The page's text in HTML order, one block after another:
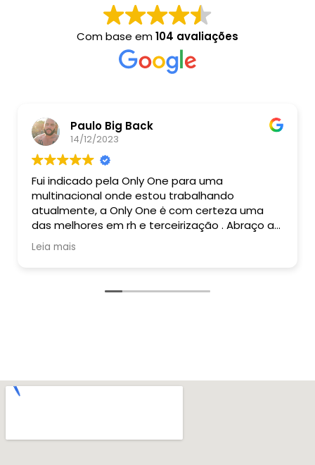
Com base em104 avaliações
Paulo Big Back
14/12/2023
Fui indicado pela Only One para uma
multinacional onde estou trabalhando
atualmente, a Only One ė com certeza uma
das melhores em rh e terceirização . Abraço a
tds e um feliz natal e boas festas.
Leia mais